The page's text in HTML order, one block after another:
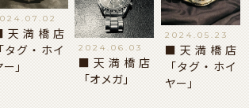
■天満橋店
「タグ・ホイ
」
2024.06.03
■天満橋店
「オメガ」
2024.05.23
■天満橋店
「タグ・ホイ
ヤー」